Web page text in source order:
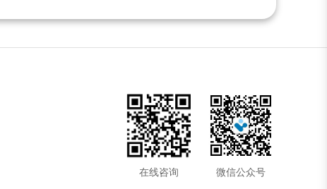
微信公众号
在线咨询